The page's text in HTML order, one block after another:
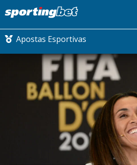
Apostas Esportivas
CONMEBOL LIBERTADORES
FUTEBOL NACIONAL
FUTEBOL INTERNACIONAL
COMO APOSTAR